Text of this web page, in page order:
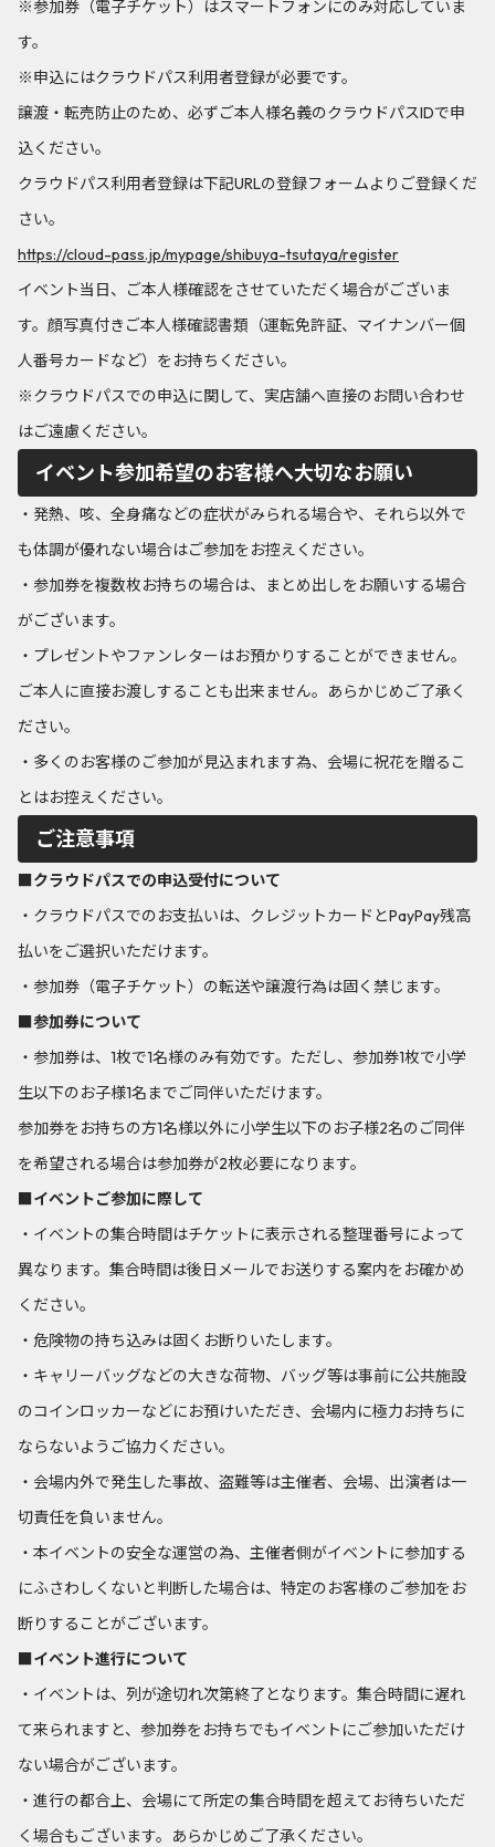
※参加券（電子チケット）はスマートフォンにのみ対応していま
す。
※申込にはクラウドパス利用者登録が必要です。
譲渡・転売防止のため、必ずご本人様名義のクラウドパスIDで申
込ください。
クラウドパス利用者登録は下記URLの登録フォームよりご登録くだ
さい。
https://cloud-pass.jp/mypage/shibuya-tsutaya/register
イベント当日、ご本人様確認をさせていただく場合がございま
す。顔写真付きご本人様確認書類（運転免許証、マイナンバー個
人番号カードなど）をお持ちください。
※クラウドパスでの申込に関して、実店舗へ直接のお問い合わせ
はご遠慮ください。
イベント参加希望のお客様へ大切なお願い
・発熱、咳、全身痛などの症状がみられる場合や、それら以外で
も体調が優れない場合はご参加をお控えください。
・参加券を複数枚お持ちの場合は、まとめ出しをお願いする場合
がございます。
・プレゼントやファンレターはお預かりすることができません。
ご本人に直接お渡しすることも出来ません。あらかじめご了承く
ださい。
・多くのお客様のご参加が見込まれます為、会場に祝花を贈るこ
とはお控えください。
ご注意事項
■クラウドパスでの申込受付について
・クラウドパスでのお支払いは、クレジットカードとPayPay残高
払いをご選択いただけます。
・参加券（電子チケット）の転送や譲渡行為は固く禁じます。
■参加券について
・参加券は、1枚で1名様のみ有効です。ただし、参加券1枚で小学
生以下のお子様1名までご同伴いただけます。
参加券をお持ちの方1名様以外に小学生以下のお子様2名のご同伴
を希望される場合は参加券が2枚必要になります。
■イベントご参加に際して
・イベントの集合時間はチケットに表示される整理番号によって
異なります。集合時間は後日メールでお送りする案内をお確かめ
ください。
・危険物の持ち込みは固くお断りいたします。
・キャリーバッグなどの大きな荷物、バッグ等は事前に公共施設
のコインロッカーなどにお預けいただき、会場内に極力お持ちに
ならないようご協力ください。
・会場内外で発生した事故、盗難等は主催者、会場、出演者は一
切責任を負いません。
・本イベントの安全な運営の為、主催者側がイベントに参加する
にふさわしくないと判断した場合は、特定のお客様のご参加をお
断りすることがございます。
■イベント進行について
・イベントは、列が途切れ次第終了となります。集合時間に遅れ
て来られますと、参加券をお持ちでもイベントにご参加いただけ
ない場合がございます。
・進行の都合上、会場にて所定の集合時間を超えてお待ちいただ
く場合もございます。あらかじめご了承ください。